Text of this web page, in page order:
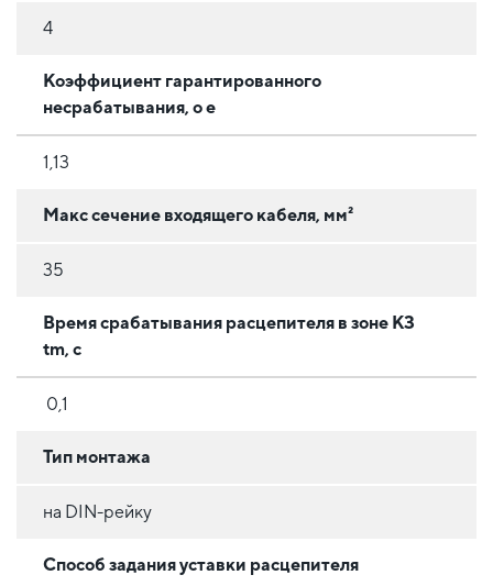
4
Коэффициент гарантированного
несрабатывания, o e
1,13
Макс сечение входящего кабеля, мм²
35
Время срабатывания расцепителя в зоне КЗ
tm, с
0,1
Тип монтажа
на DIN-рейку
Способ задания уставки расцепителя